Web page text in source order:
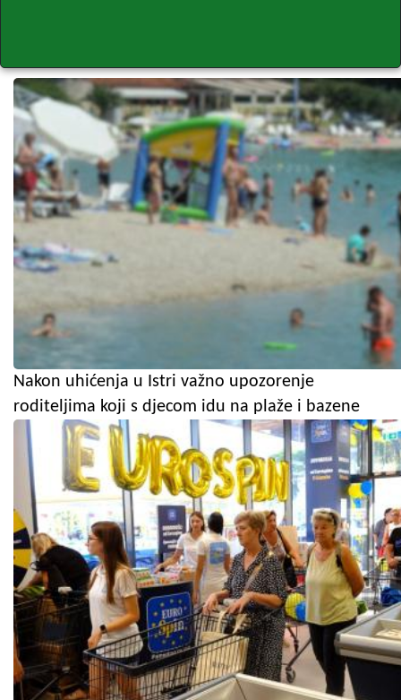
Nakon uhićenja u Istri važno upozorenje
roditeljima koji s djecom idu na plaže i bazene